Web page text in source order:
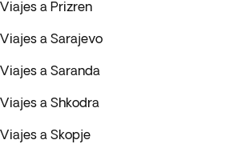
Viajes a Prizren
Viajes a Sarajevo
Viajes a Saranda
Viajes a Shkodra
Viajes a Skopje